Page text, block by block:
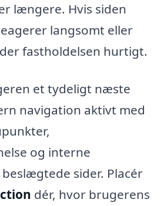
længere. Hvis siden
langsomt eller
fastholdelsen hurtigt.
et tydeligt næste
navigation aktivt med
og interne
sider. Placér
dér, hvor brugerens